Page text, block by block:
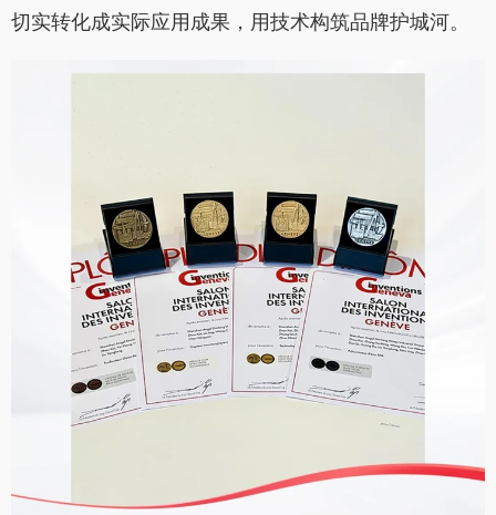
切实转化成实际应用成果，用技术构筑品牌护城河。